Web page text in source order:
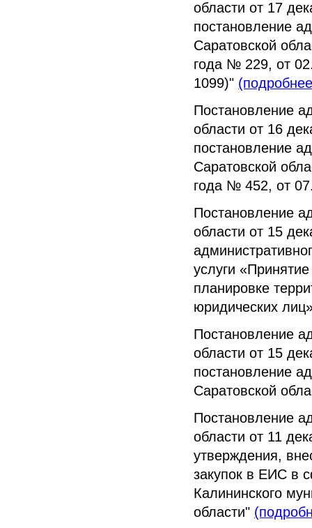
области от 17
постановление
Саратовской
года № 229, от
1099)"
Постановление
области от 16
постановление
Саратовской
года № 452, от
Постановление
области от 15
услуги
планировке
юридических
Постановление
области от 15
постановление
Саратовской
Постановление
области от 11
утверждения,
закупок в ЕИС в
Калининского
области"